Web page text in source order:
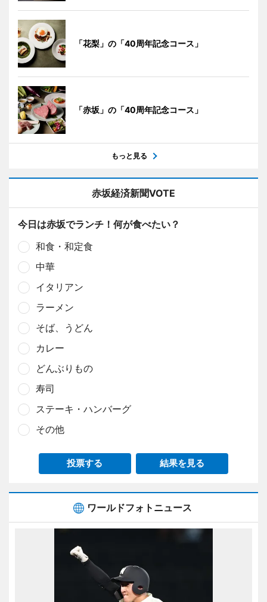
「花梨」の「40周年記念コース」
「赤坂」の「40周年記念コース」
もっと見る
赤坂経済新聞VOTE
今日は赤坂でランチ！何が食べたい？
和食・和定食
中華
イタリアン
ラーメン
そば、うどん
カレー
どんぶりもの
寿司
ステーキ・ハンバーグ
その他
投票する 結果を見る
ワールドフォトニュース